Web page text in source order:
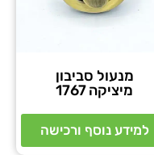
מנעול סביבון
מיציקה 1767
למידע נוסף ורכישה